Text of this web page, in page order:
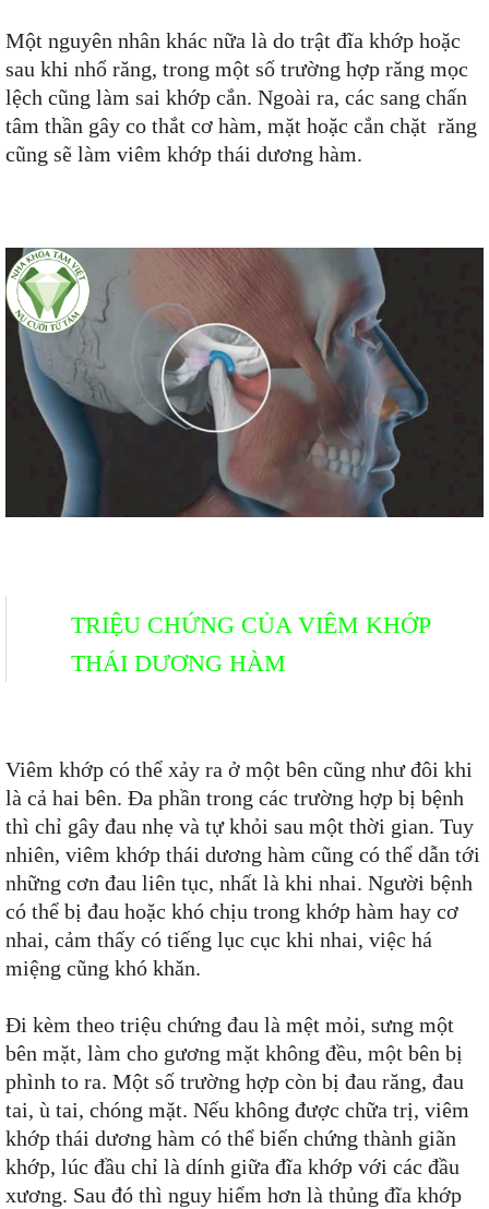
Một nguyên nhân khác nữa là do trật đĩa khớp hoặc
sau khi nhổ răng, trong một số trường hợp răng mọc
lệch cũng làm sai khớp cắn. Ngoài ra, các sang chấn
tâm thần gây co thắt cơ hàm, mặt hoặc cắn chặt răng
cũng sẽ làm viêm khớp thái dương hàm.
TRIỆU CHỨNG CỦA VIÊM KHỚP
THÁI DƯƠNG HÀM
Viêm khớp có thể xảy ra ở một bên cũng như đôi khi
là cả hai bên. Đa phần trong các trường hợp bị bệnh
thì chỉ gây đau nhẹ và tự khỏi sau một thời gian. Tuy
nhiên, viêm khớp thái dương hàm cũng có thể dẫn tới
những cơn đau liên tục, nhất là khi nhai. Người bệnh
có thể bị đau hoặc khó chịu trong khớp hàm hay cơ
nhai, cảm thấy có tiếng lục cục khi nhai, việc há
miệng cũng khó khăn.
Đi kèm theo triệu chứng đau là mệt mỏi, sưng một
bên mặt, làm cho gương mặt không đều, một bên bị
phình to ra. Một số trường hợp còn bị đau răng, đau
tai, ù tai, chóng mặt. Nếu không được chữa trị, viêm
khớp thái dương hàm có thể biến chứng thành giãn
khớp, lúc đầu chỉ là dính giữa đĩa khớp với các đầu
xương. Sau đó thì nguy hiểm hơn là thủng đĩa khớp